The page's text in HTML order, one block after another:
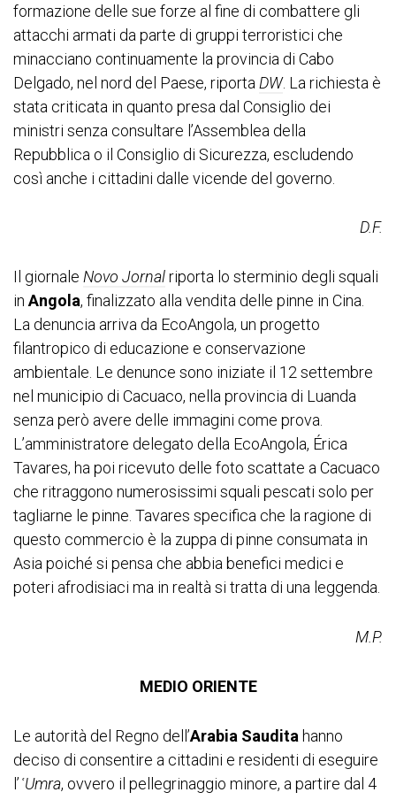
formazione delle sue forze al fine di combattere gli
attacchi armati da parte di gruppi terroristici che
minacciano continuamente la provincia di Cabo
Delgado, nel nord del Paese, riporta DW. La richiesta è
stata criticata in quanto presa dal Consiglio dei
ministri senza consultare l’Assemblea della
Repubblica o il Consiglio di Sicurezza, escludendo
così anche i cittadini dalle vicende del governo.
D.F.
Il giornale Novo Jornalriporta lo sterminio degli squali
in Angola, finalizzato alla vendita delle pinne in Cina.
La denuncia arriva da EcoAngola, un progetto
filantropico di educazione e conservazione
ambientale. Le denunce sono iniziate il 12 settembre
nel municipio di Cacuaco, nella provincia di Luanda
senza però avere delle immagini come prova.
L’amministratore delegato della EcoAngola, Érica
Tavares, ha poi ricevuto delle foto scattate a Cacuaco
che ritraggono numerosissimi squali pescati solo per
tagliarne le pinne. Tavares specifica che la ragione di
questo commercio è la zuppa di pinne consumata in
Asia poiché si pensa che abbia benefici medici e
poteri afrodisiaci ma in realtà si tratta di una leggenda.
M.P.
MEDIO ORIENTE
Le autorità del Regno dell’Arabia Saudita hanno
deciso di consentire a cittadini e residenti di eseguire
l’ʿUmra, ovvero il pellegrinaggio minore, a partire dal 4